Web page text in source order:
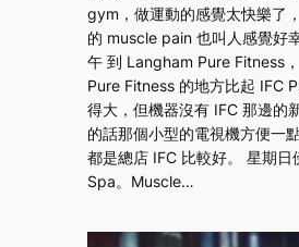
gym，做運動的感覺太快樂了
的 muscle pain 也叫人感覺好
午 到 Langham Pure Fitness
Pure Fitness 的地方比起 IFC
得大，但機器沒有 IFC 那邊的
的話那個小型的電視機方便一
都是總店 IFC 比較好。 星期日
Spa。Muscle…